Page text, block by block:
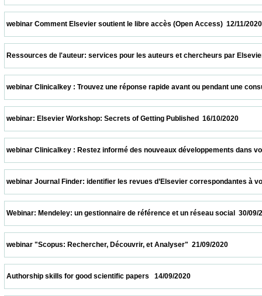
webinar Comment Elsevier soutient le libre accès (Open
Ressources de l'auteur: services pour les auteurs et chercheurs
webinar Clinicalkey : Trouvez une réponse rapide avant ou
webinar: Elsevier Workshop: Secrets of Getting Published  16/
webinar Clinicalkey : Restez informé des nouveaux
webinar Journal Finder: identifier les revues d’Elsevier
Webinar: Mendeley: un gestionnaire de référence et un réseau
webinar "Scopus: Rechercher, Découvrir, et Analyser"  21/09/
Authorship skills for good scientific papers   14/09/2020